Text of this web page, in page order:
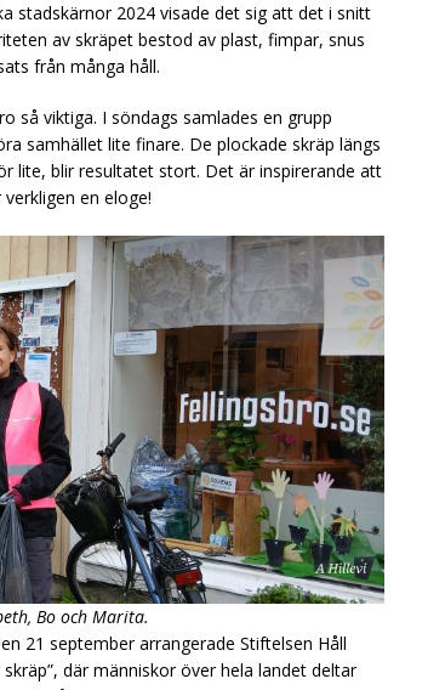
stadskärnor 2024 visade det sig att det i snitt
av skräpet bestod av plast, fimpar, snus
från många håll.
så viktiga. I söndags samlades en grupp
samhället lite finare. De plockade skräp längs
lite, blir resultatet stort. Det är inspirerande att
en eloge!
Bo och Marita.
21 september arrangerade Stiftelsen Håll
där människor över hela landet deltar